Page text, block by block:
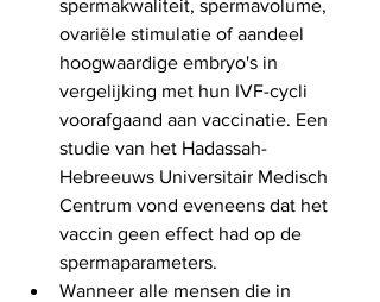
spermakwaliteit, spermavolume,
ovariële stimulatie of aandeel
hoogwaardige embryo's in
vergelijking met hun IVF-cycli
voorafgaand aan vaccinatie. Een
studie van het Hadassah-
Hebreeuws Universitair Medisch
Centrum vond eveneens dat het
vaccin geen effect had op de
spermaparameters.
Wanneer alle mensen die in